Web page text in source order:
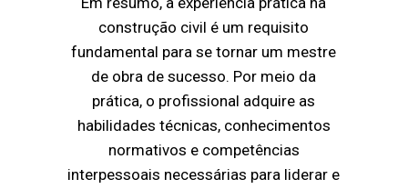
construção civil é um requisito
fundamental para se tornar um mestre
de obra de sucesso. Por meio da
prática, o profissional adquire as
habilidades técnicas, conhecimentos
normativos e competências
interpessoais necessárias para liderar e